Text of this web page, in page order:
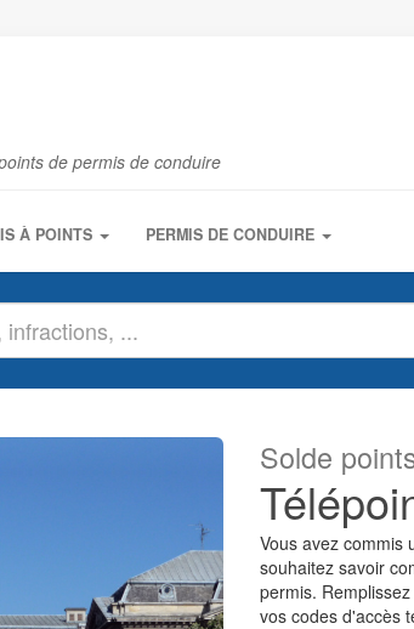
de permis de conduire
À POINTS PERMIS DE CONDUIRE
Solde
Vous avez commis
souhaitez savoir
permis.
vos codes d'accès